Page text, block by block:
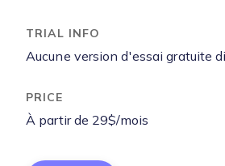
Aucune version d'essai gratuite
À partir de 29$/mois